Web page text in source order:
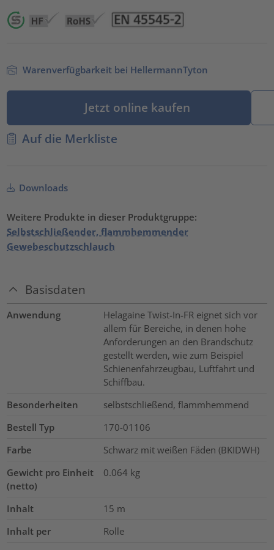
Warenverfügbarkeit bei HellermannTyton
Jetzt online kaufen
Auf die Merkliste
Downloads
Weitere Produkte in dieser Produktgruppe:
Selbstschließender, flammhemmender
Gewebeschutzschlauch
Basisdaten
Anwendung
Helagaine Twist-In-FR eignet sich vor
allem für Bereiche, in denen hohe
Anforderungen an den Brandschutz
gestellt werden, wie zum Beispiel
Schienenfahrzeugbau, Luftfahrt und
Schiffbau.
Besonderheiten
selbstschließend, flammhemmend
Bestell Typ
170-01106
Farbe
Schwarz mit weißen Fäden (BKIDWH)
Gewicht pro Einheit
(netto)
0.064 kg
Inhalt 15 m
Inhalt per
Rolle